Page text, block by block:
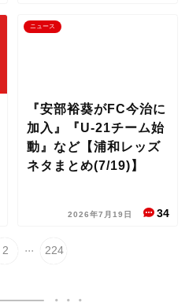
ニュース
『安部裕葵がFC今治に
加入』『U-21チーム始
動』など【浦和レッズ
ネタまとめ(7/19)】
2026年7月19日 34
2 ... 224